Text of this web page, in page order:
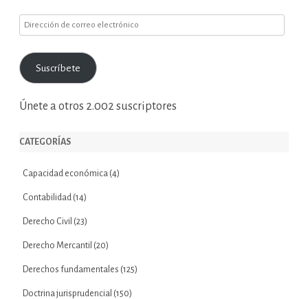
Dirección
correo
electrónico
Suscríbete
Únete a otros 2.002 suscriptores
CATEGORÍAS
Capacidad económica (4)
Contabilidad (14)
Derecho Civil (23)
Derecho Mercantil (20)
Derechos fundamentales (125)
Doctrina jurisprudencial (150)